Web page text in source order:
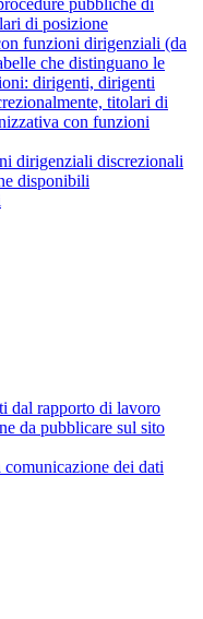
pubbliche di
di posizione
funzioni dirigenziali (da
che distinguano le
dirigenti, dirigenti
titolari di
con funzioni
dirigenziali discrezionali
disponibili
dal rapporto di lavoro
da pubblicare sul sito
comunicazione dei dati